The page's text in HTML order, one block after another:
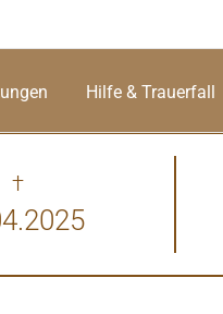
Hilfe & Trauerfall
†